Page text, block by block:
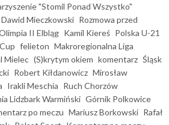
"Stomil Ponad Wszystko"
Dawid Mieczkowski Rozmowa przed
II Elbląg Kamil Kiereś Polska U-21
felieton Makroregionalna Liga
Mielec (S)krytym okiem komentarz Śląsk
Robert Kiłdanowicz Mirosław
Irakli Meschia Ruch Chorzów
Lidzbark Warmiński Górnik Polkowice
po meczu Mariusz Borkowski Rafał